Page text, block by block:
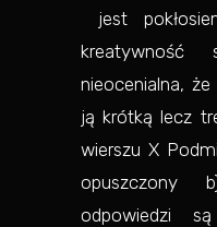
jest
nieocenialna,
ją krótką lecz
wierszu X
opuszczony
odpowiedzi